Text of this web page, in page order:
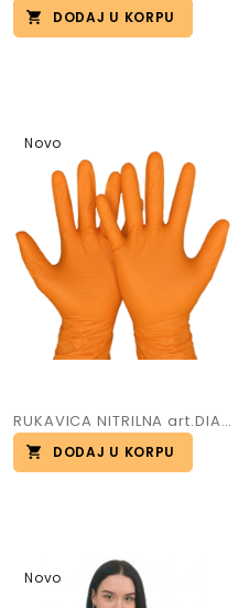
DODAJ U KORPU
Novo
RUKAVICA NITRILNA art.DIAMOND GRIP
DODAJ U KORPU
Novo